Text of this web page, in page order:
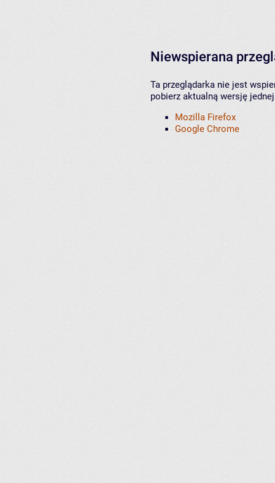
Niewspierana
Ta przeglądarka nie jest
pobierz aktualną wersję
Mozilla Firefox
Google Chrome